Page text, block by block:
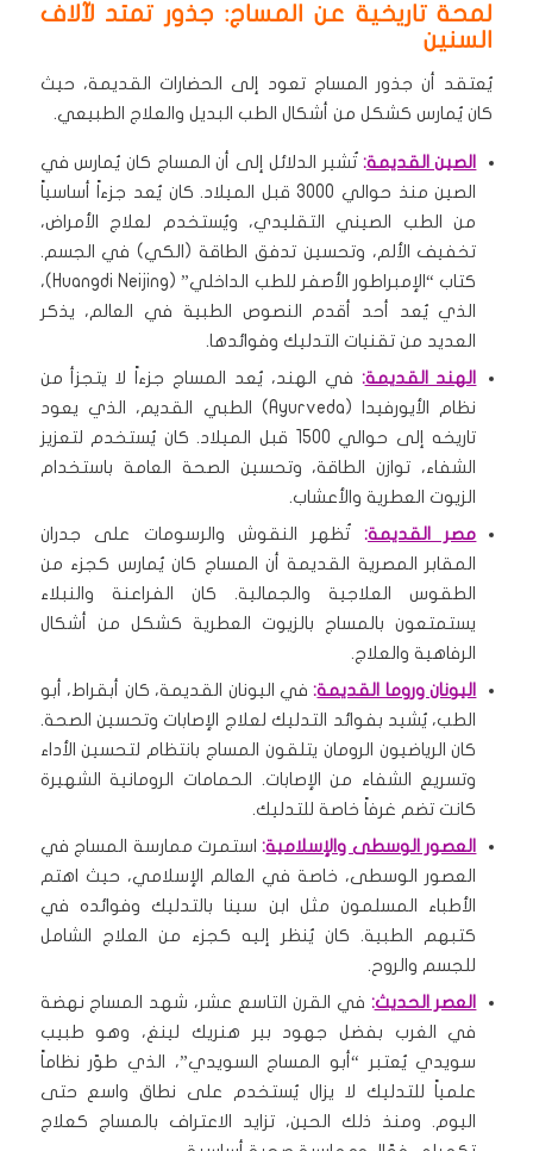
لمحة تاريخية عن المساج: جذور تمتد لآلاف
السنين
يُعتقد أن جذور المساج تعود إلى الحضارات القديمة، حيث
كان يُمارس كشكل من أشكال الطب البديل والعلاج الطبيعي.
الصين القديمة: تُشير الدلائل إلى أن المساج كان يُمارس في
الصين منذ حوالي 3000 قبل الميلاد. كان يُعد جزءاً أساسياً
من الطب الصيني التقليدي، ويُستخدم لعلاج الأمراض،
تخفيف الألم، وتحسين تدفق الطاقة (الكي) في الجسم.
كتاب “الإمبراطور الأصفر للطب الداخلي” (Huangdi Neijing)،
الذي يُعد أحد أقدم النصوص الطبية في العالم، يذكر
العديد من تقنيات التدليك وفوائدها.
الهند القديمة: في الهند، يُعد المساج جزءاً لا يتجزأ من
نظام الأيورفيدا (Ayurveda) الطبي القديم، الذي يعود
تاريخه إلى حوالي 1500 قبل الميلاد. كان يُستخدم لتعزيز
الشفاء، توازن الطاقة، وتحسين الصحة العامة باستخدام
الزيوت العطرية والأعشاب.
مصر القديمة: تُظهر النقوش والرسومات على جدران
المقابر المصرية القديمة أن المساج كان يُمارس كجزء من
الطقوس العلاجية والجمالية. كان الفراعنة والنبلاء
يستمتعون بالمساج بالزيوت العطرية كشكل من أشكال
الرفاهية والعلاج.
اليونان وروما القديمة:في اليونان القديمة، كان أبقراط، أبو
الطب، يُشيد بفوائد التدليك لعلاج الإصابات وتحسين الصحة.
كان الرياضيون الرومان يتلقون المساج بانتظام لتحسين الأداء
وتسريع الشفاء من الإصابات. الحمامات الرومانية الشهيرة
كانت تضم غرفاً خاصة للتدليك.
العصور الوسطى والإسلامية:استمرت ممارسة المساج في
العصور الوسطى، خاصة في العالم الإسلامي، حيث اهتم
الأطباء المسلمون مثل ابن سينا بالتدليك وفوائده في
كتبهم الطبية. كان يُنظر إليه كجزء من العلاج الشامل
للجسم والروح.
العصر الحديث: في القرن التاسع عشر، شهد المساج نهضة
في الغرب بفضل جهود بير هنريك لينغ، وهو طبيب
سويدي يُعتبر “أبو المساج السويدي”، الذي طوّر نظاماً
علمياً للتدليك لا يزال يُستخدم على نطاق واسع حتى
اليوم. ومنذ ذلك الحين، تزايد الاعتراف بالمساج كعلاج